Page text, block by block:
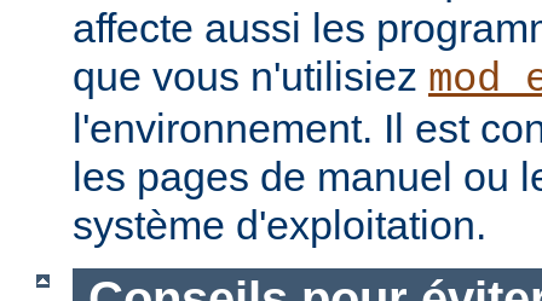
affecte aussi les
que vous n'utilisiez
l'environnement. Il est
les pages de manuel ou
système d'exploitation.